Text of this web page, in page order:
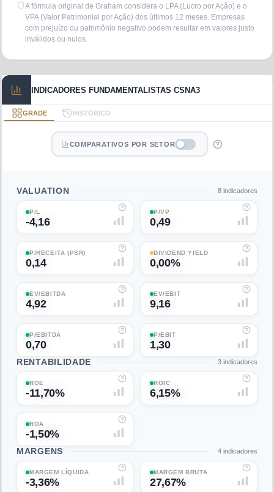
A fórmula original de Graham considera o LPA (Lucro por Ação) e o
VPA (Valor Patrimonial por Ação) dos últimos 12 meses. Empresas
com prejuízo ou patrimônio negativo podem resultar em valores justo
inválidos ou nulos.
INDICADORES FUNDAMENTALISTAS CSNA3
GRADE HISTÓRICO
COMPARATIVOS POR SETOR
VALUATION 8 indicadores
P/L
-4,16
P/VP
0,49
P/RECEITA (PSR)
0,14
DIVIDEND YIELD
0,00%
EV/EBITDA
4,92
EV/EBIT
9,16
P/EBITDA
0,70
P/EBIT
1,30
RENTABILIDADE 3 indicadores
ROE
-11,70%
ROIC
6,15%
ROA
-1,50%
MARGENS 4 indicadores
MARGEM LÍQUIDA
-3,36%
MARGEM BRUTA
27,67%